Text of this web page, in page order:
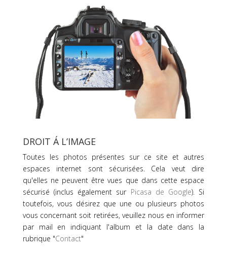
DROIT Á L’IMAGE
Toutes les photos présentes sur ce site et autres
espaces internet sont sécurisées. Cela veut dire
qu'elles ne peuvent être vues que dans cette espace
sécurisé (inclus également sur Picasa de Google). Si
toutefois, vous désirez que une ou plusieurs photos
vous concernant soit retirées, veuillez nous en informer
par mail en indiquant l'album et la date dans la
rubrique "Contact"